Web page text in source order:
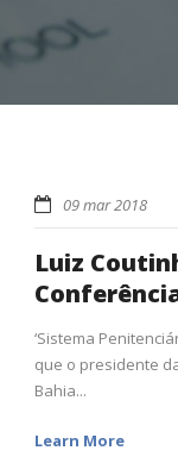
09 mar 2018
Luiz
‘Sistema
que o presidente
Bahia...
Learn More